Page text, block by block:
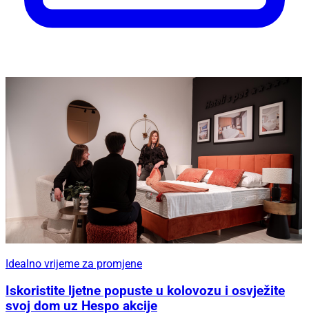
Idealno vrijeme za promjene
Iskoristite ljetne popuste u kolovozu i osvježite
svoj dom uz Hespo akcije